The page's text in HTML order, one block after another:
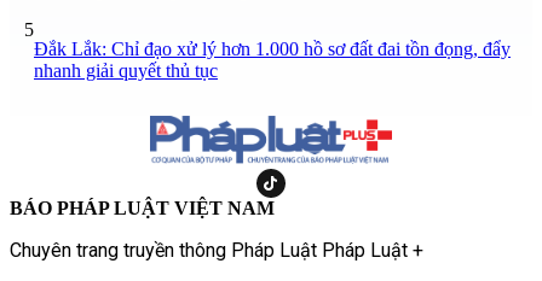
5
Đắk Lắk: Chỉ đạo xử lý hơn 1.000 hồ sơ đất đai tồn đọng, đẩy
nhanh giải quyết thủ tục
BÁO PHÁP LUẬT VIỆT NAM
Chuyên trang truyền thông Pháp Luật Pháp Luật +